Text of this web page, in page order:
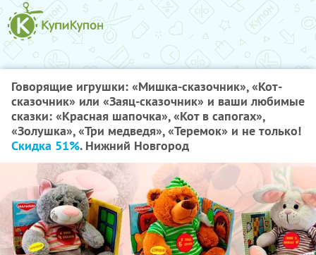
Говорящие игрушки: «Мишка-сказочник», «Кот-
сказочник» или «Заяц-сказочник» и ваши любимые
сказки: «Красная шапочка», «Кот в сапогах»,
«Золушка», «Три медведя», «Теремок» и не только!
Скидка 51%. Нижний Новгород